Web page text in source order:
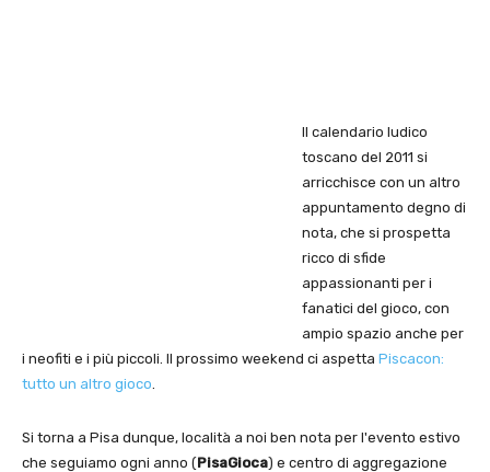
Il calendario ludico
toscano del 2011 si
arricchisce con un altro
appuntamento degno di
nota, che si prospetta
ricco di sfide
appassionanti per i
fanatici del gioco, con
ampio spazio anche per
i neofiti e i più piccoli. Il prossimo weekend ci aspetta Piscacon:
tutto un altro gioco
Si torna a Pisa dunque, località a noi ben nota per l'evento estivo
che seguiamo ogni anno (PisaGioca) e centro di aggregazione